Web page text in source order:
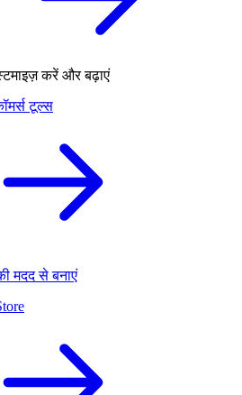
करें और बढ़ाएं
टूल्स
मदद से बनाएं